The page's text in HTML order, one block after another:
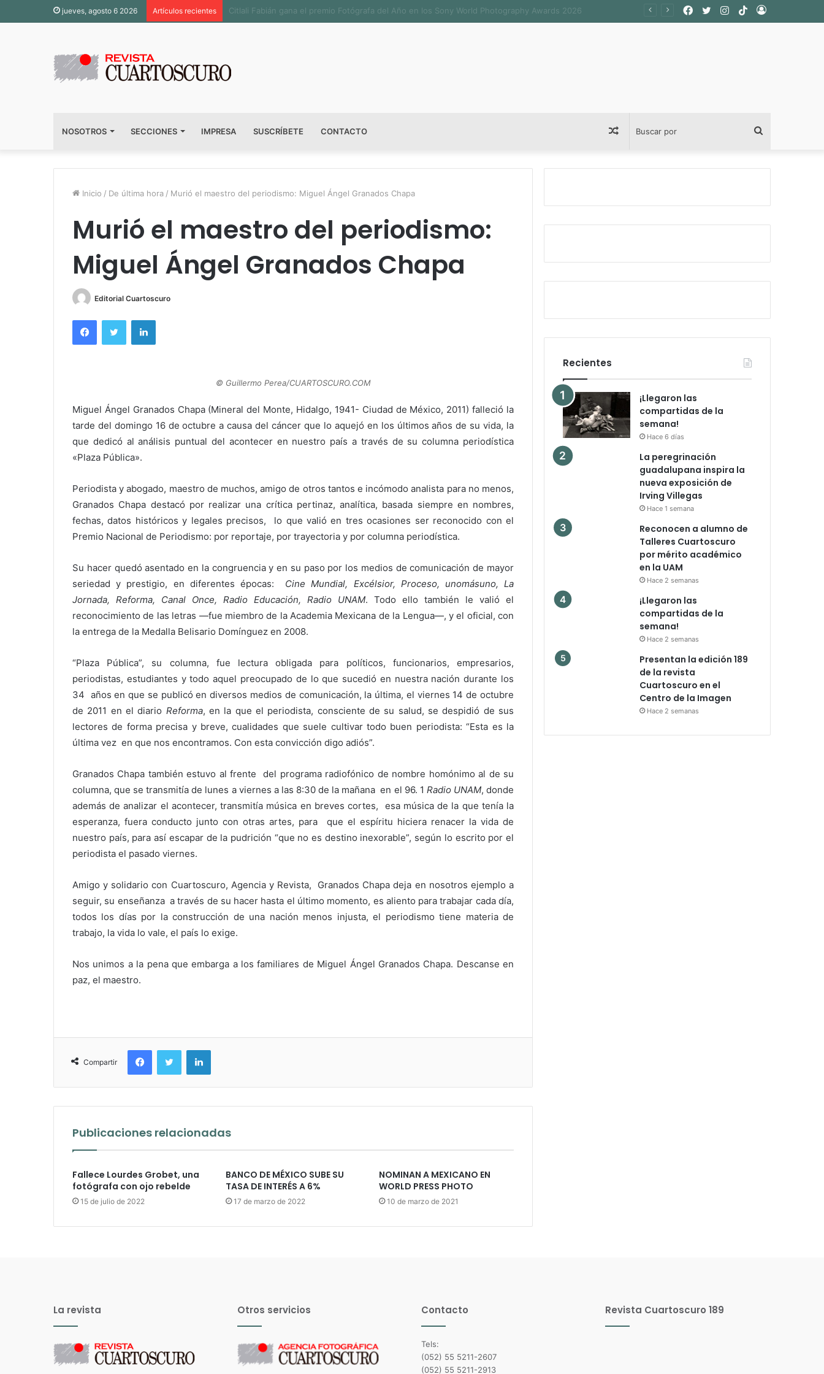
jueves, agosto 6 2026 Artículos recientes Inauguran sala permanente «Pedro Valtierra» en la Fototeca de Zacatecas Acceso
TikTok
Instagram
Twitter
Facebook
NOSOTROS SECCIONES IMPRESA SUSCRÍBETE CONTACTO
por
Publicación
al
azar
Inicio / De última hora / Murió el maestro del periodismo: Miguel Ángel Granados Chapa
Murió el maestro del periodismo:
Miguel Ángel Granados Chapa
Editorial Cuartoscuro
FacebookTwitter LinkedIn
© Guillermo Perea/CUARTOSCURO.COM
Miguel Ángel Granados Chapa (Mineral del Monte, Hidalgo, 1941- Ciudad de México, 2011) falleció la
tarde del domingo 16 de octubre a causa del cáncer que lo aquejó en los últimos años de su vida, la
que dedicó al análisis puntual del acontecer en nuestro país a través de su columna periodística
«Plaza Pública».
Periodista y abogado, maestro de muchos, amigo de otros tantos e incómodo analista para no menos,
Granados Chapa destacó por realizar una crítica pertinaz, analítica, basada siempre en nombres,
fechas, datos históricos y legales precisos, lo que valió en tres ocasiones ser reconocido con el
Premio Nacional de Periodismo: por reportaje, por trayectoria y por columna periodística.
Su hacer quedó asentado en la congruencia y en su paso por los medios de comunicación de mayor
seriedad y prestigio, en diferentes épocas: Cine Mundial, Excélsior, Proceso, unomásuno, La
Jornada, Reforma, Canal Once, Radio Educación, Radio UNAM. Todo ello también le valió el
reconocimiento de las letras —fue miembro de la Academia Mexicana de la Lengua—, y el oficial, con
la entrega de la Medalla Belisario Domínguez en 2008.
“Plaza Pública”, su columna, fue lectura obligada para políticos, funcionarios, empresarios,
periodistas, estudiantes y todo aquel preocupado de lo que sucedió en nuestra nación durante los
34 años en que se publicó en diversos medios de comunicación, la última, el viernes 14 de octubre
de 2011 en el diario Reforma, en la que el periodista, consciente de su salud, se despidió de sus
lectores de forma precisa y breve, cualidades que suele cultivar todo buen periodista: “Esta es la
última vez en que nos encontramos. Con esta convicción digo adiós”.
Granados Chapa también estuvo al frente del programa radiofónico de nombre homónimo al de su
columna, que se transmitía de lunes a viernes a las 8:30 de la mañana en el 96. 1 Radio UNAM, donde
además de analizar el acontecer, transmitía música en breves cortes, esa música de la que tenía la
esperanza, fuera conducto junto con otras artes, para que el espíritu hiciera renacer la vida de
nuestro país, para así escapar de la pudrición “que no es destino inexorable”, según lo escrito por el
periodista el pasado viernes.
Amigo y solidario con Cuartoscuro, Agencia y Revista, Granados Chapa deja en nosotros ejemplo a
seguir, su enseñanza a través de su hacer hasta el último momento, es aliento para trabajar cada día,
todos los días por la construcción de una nación menos injusta, el periodismo tiene materia de
trabajo, la vida lo vale, el país lo exige.
Nos unimos a la pena que embarga a los familiares de Miguel Ángel Granados Chapa. Descanse en
paz, el maestro.
Compartir
FacebookTwitter LinkedIn
Publicaciones relacionadas
Fallece Lourdes Grobet, una
fotógrafa con ojo rebelde
15 de julio de 2022
BANCO DE MÉXICO SUBE SU
TASA DE INTERÉS A 6%
17 de marzo de 2022
NOMINAN A MEXICANO EN
WORLD PRESS PHOTO
10 de marzo de 2021
Recientes
¡Llegaron las
compartidas de la
semana!
Hace 6 días
La peregrinación
guadalupana inspira la
nueva exposición de
Irving Villegas
Hace 1 semana
Reconocen a alumno de
Talleres Cuartoscuro
por mérito académico
en la UAM
Hace 2 semanas
¡Llegaron las
compartidas de la
semana!
Hace 2 semanas
Presentan la edición 189
de la revista
Cuartoscuro en el
Centro de la Imagen
Hace 2 semanas
La revista Otros servicios Contacto
Tels:
(052) 55 5211-2607
(052) 55 5211-2913
Revista Cuartoscuro 189